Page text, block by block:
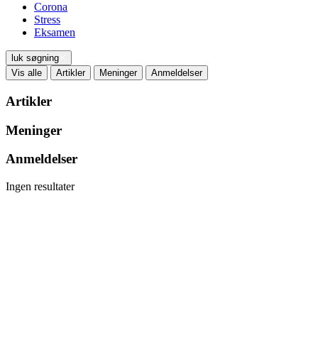
Corona
Stress
Eksamen
luk søgning
Vis alle
Artikler Meninger Anmeldelser
Artikler
Meninger
Anmeldelser
Ingen resultater